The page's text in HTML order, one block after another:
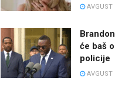
AVGUST
će baš
policije
AVGUST